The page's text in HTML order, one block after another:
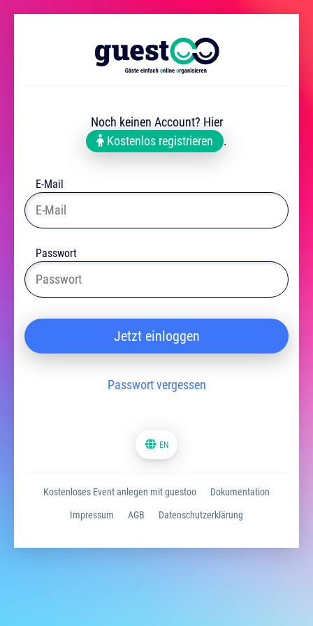
Noch keinen Account? Hier
Kostenlos registrieren
.
E-Mail
Passwort
Jetzt einloggen
Passwort vergessen
EN
Kostenloses Event anlegen mit guestoo Dokumentation
Impressum AGB Datenschutzerklärung